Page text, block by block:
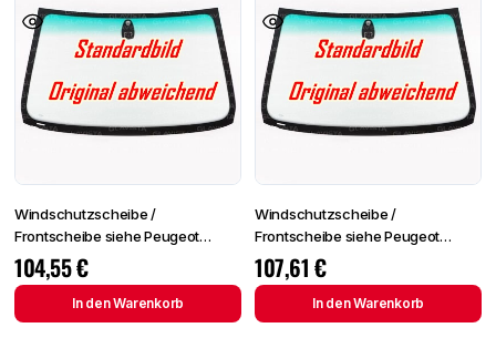
Windschutzscheibe /
Frontscheibe siehe Peugeot
Partner 96- (2724)
104,55€
In den Warenkorb
Windschutzscheibe /
Frontscheibe siehe Peugeot
Partner 96- (2724)
107,61€
In den Warenkorb